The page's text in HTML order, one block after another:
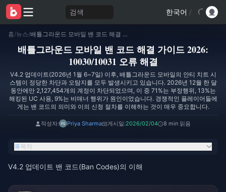
검색 한국어 /
홈/뉴스/ 배틀그라운드 모바일 밴 코드 해결 가이드 2026: 10030/10031 오류 해결
배틀그라운드 모바일 밴 코드 해결 가이드 2026:
10030/10031 오류 해결
V4.2 업데이트(2026년 1월 6~7일) 이후, 배틀그라운드 모바일의 안티 치트 시
스템이 정당한 차단과 오탐지를 모두 발생시키고 있습니다. 2026년 12월 한 달
동안에만 2,127,454개의 계정이 차단되었으며, 이 중 71%는 부정행위, 13%는
해킹된 UC 사용, 9%는 비매너 행위가 원인이었습니다. 경쟁적인 플레이어들에
게는 밴 코드의 의미와 이의 신청 절차를 이해하는 것이 매우 중요합니다.
작성자: Priya Sharma 게시일:2026/02/04 8 min 읽음
목차
V4.2 업데이트 밴 코드(Ban Codes)의 이해